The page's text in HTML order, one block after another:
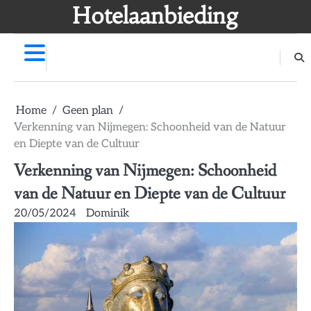
Hotelaanbieding
Home
Geen plan
Verkenning van Nijmegen: Schoonheid van de Natuur
en Diepte van de Cultuur
Verkenning van Nijmegen: Schoonheid
van de Natuur en Diepte van de Cultuur
20/05/2024 Dominik